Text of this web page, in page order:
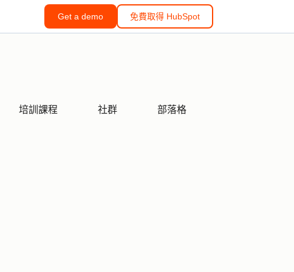
Get a demo 免費取得 HubSpot
培訓課程 社群 部落格